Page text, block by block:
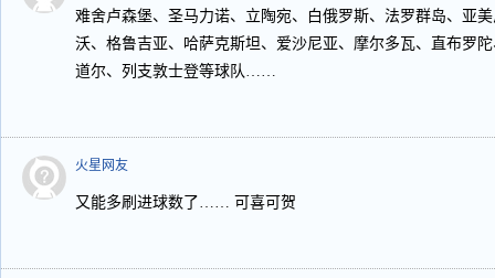
难舍卢森堡、圣马力诺、立陶宛、白俄罗斯、法罗群岛、亚
沃、格鲁吉亚、哈萨克斯坦、爱沙尼亚、摩尔多瓦、直布罗
道尔、列支敦士登等球队……
火星网友
又能多刷进球数了…… 可喜可贺